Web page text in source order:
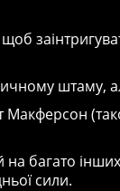
штаму,
Макферсон
багато
сили.